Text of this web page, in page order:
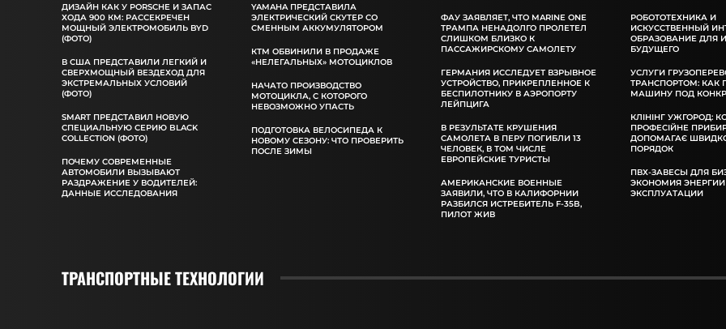
ДИЗАЙН КАК У PORSCHE И ЗАПАС
ХОДА 900 КМ: РАССЕКРЕЧЕН
МОЩНЫЙ ЭЛЕКТРОМОБИЛЬ BYD
(ФОТО)
В США ПРЕДСТАВИЛИ ЛЕГКИЙ И
СВЕРХМОЩНЫЙ ВЕЗДЕХОД ДЛЯ
ЭКСТРЕМАЛЬНЫХ УСЛОВИЙ
(ФОТО)
SMART ПРЕДСТАВИЛ НОВУЮ
СПЕЦИАЛЬНУЮ СЕРИЮ BLACK
COLLECTION (ФОТО)
ПОЧЕМУ СОВРЕМЕННЫЕ
АВТОМОБИЛИ ВЫЗЫВАЮТ
РАЗДРАЖЕНИЕ У ВОДИТЕЛЕЙ:
ДАННЫЕ ИССЛЕДОВАНИЯ
YAMAHA ПРЕДСТАВИЛА
ЭЛЕКТРИЧЕСКИЙ СКУТЕР СО
СМЕННЫМ АККУМУЛЯТОРОМ
КТМ ОБВИНИЛИ В ПРОДАЖЕ
«НЕЛЕГАЛЬНЫХ» МОТОЦИКЛОВ
НАЧАТО ПРОИЗВОДСТВО
МОТОЦИКЛА, С КОТОРОГО
НЕВОЗМОЖНО УПАСТЬ
ПОДГОТОВКА ВЕЛОСИПЕДА К
НОВОМУ СЕЗОНУ: ЧТО ПРОВЕРИТЬ
ПОСЛЕ ЗИМЫ
ФАУ ЗАЯВЛЯЕТ, ЧТО MARINE ONE
ТРАМПА НЕНАДОЛГО ПРОЛЕТЕЛ
СЛИШКОМ БЛИЗКО К
ПАССАЖИРСКОМУ САМОЛЕТУ
ГЕРМАНИЯ ИССЛЕДУЕТ ВЗРЫВНОЕ
УСТРОЙСТВО, ПРИКРЕПЛЕННОЕ К
БЕСПИЛОТНИКУ В АЭРОПОРТУ
ЛЕЙПЦИГА
В РЕЗУЛЬТАТЕ КРУШЕНИЯ
САМОЛЕТА В ПЕРУ ПОГИБЛИ 13
ЧЕЛОВЕК, В ТОМ ЧИСЛЕ
ЕВРОПЕЙСКИЕ ТУРИСТЫ
АМЕРИКАНСКИЕ ВОЕННЫЕ
ЗАЯВИЛИ, ЧТО В КАЛИФОРНИИ
РАЗБИЛСЯ ИСТРЕБИТЕЛЬ F-35B,
ПИЛОТ ЖИВ
РОБОТОТЕХНИКА И
ИСКУССТВЕННЫЙ
ОБРАЗОВАНИЕ ДЛЯ
БУДУЩЕГО
УСЛУГИ
ТРАНСПОРТОМ: КАК
МАШИНУ ПОД
КЛІНІНГ УЖГОРОД:
ПРОФЕСІЙНЕ
ДОПОМАГАЄ
ПОРЯДОК
ПВХ-ЗАВЕСЫ ДЛЯ
ЭКОНОМИЯ
ЭКСПЛУАТАЦИИ
ТРАНСПОРТНЫЕ ТЕХНОЛОГИИ